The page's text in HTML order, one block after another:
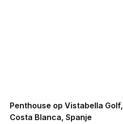
Penthouse op Vistabella Golf,
Costa Blanca, Spanje